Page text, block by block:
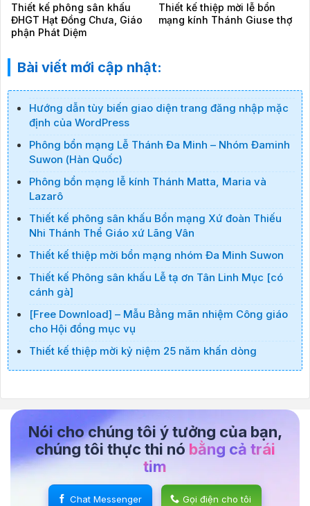
Thiết kế phông sân khấu
ĐHGT Hạt Đồng Chưa, Giáo
phận Phát Diệm
Thiết kế thiệp mời lễ bổn
mạng kính Thánh Giuse thợ
Bài viết mới cập nhật:
Hướng dẫn tùy biến giao diện trang đăng nhập mặc
định của WordPress
Phông bổn mạng Lễ Thánh Đa Minh – Nhóm Đaminh
Suwon (Hàn Quốc)
Phông bổn mạng lễ kính Thánh Matta, Maria và
Lazarô
Thiết kế phông sân khấu Bổn mạng Xứ đoàn Thiếu
Nhi Thánh Thể Giáo xứ Lãng Vân
Thiết kế thiệp mời bổn mạng nhóm Đa Minh Suwon
Thiết kế Phông sân khấu Lễ tạ ơn Tân Linh Mục [có
cánh gà]
[Free Download] – Mẫu Bằng mãn nhiệm Công giáo
cho Hội đồng mục vụ
Thiết kế thiệp mời kỷ niệm 25 năm khấn dòng
Nói cho chúng tôi ý tưởng của bạn,
chúng tôi thực thi nó bằng cả trái
tim
Chat Messenger Gọi điện cho tôi